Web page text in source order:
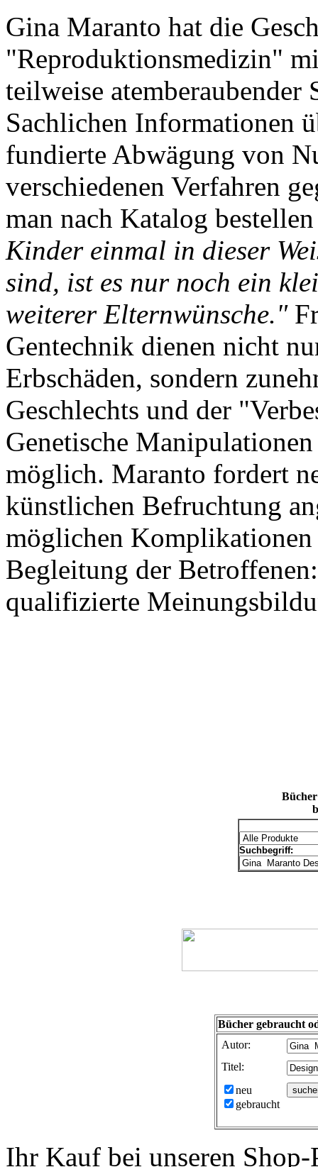
Gina Maranto hat die
"Reproduktionsmedizin"
teilweise atemberaubender
Sachlichen Informationen
fundierte Abwägung von
verschiedenen Verfahren
man nach Katalog
Kinder einmal in dieser
sind, ist es nur noch ein
weiterer Elternwünsche."
Gentechnik dienen nicht
Erbschäden, sondern
Geschlechts und der
Genetische
möglich. Maranto fordert
künstlichen Befruchtung
möglichen Komplikationen
Begleitung der
qualifizierte
Suchbegriff:
Bücher gebraucht
Autor:
Titel:
neu
gebraucht
Ihr Kauf bei unseren Shop-